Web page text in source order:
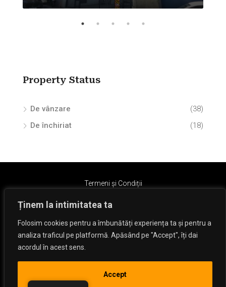
Ținem la intimitatea ta
Folosim cookies pentru a îmbunătăți experiența ta și pentru a
analiza traficul pe platformă. Apăsând pe "Accept", îți dai
acordul în acest sens.
Accept
Property Status
De vânzare
(38)
De închiriat
(18)
Termeni și Condiții